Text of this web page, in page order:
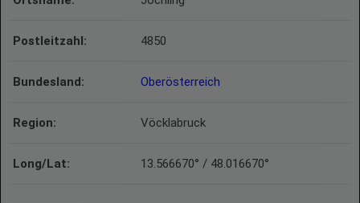
Postleitzahl: 4850
Bundesland: Oberösterreich
Region: Vöcklabruck
Long/Lat: 13.566670° / 48.016670°